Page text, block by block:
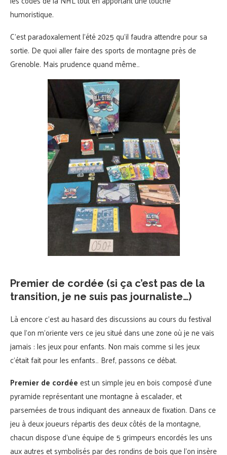
humoristique.
C’est paradoxalement l’été 2025 qu’il faudra attendre pour sa
sortie. De quoi aller faire des sports de montagne près de
Grenoble. Mais prudence quand même…
Premier de cordée (si ça c’est pas de la
transition, je ne suis pas journaliste…)
Là encore c’est au hasard des discussions au cours du festival
que l’on m’oriente vers ce jeu situé dans une zone où je ne vais
jamais : les jeux pour enfants. Non mais comme si les jeux
c’était fait pour les enfants… Bref, passons ce débat.
Premier de cordéeest un simple jeu en bois composé d’une
pyramide représentant une montagne à escalader, et
parsemées de trous indiquant des anneaux de fixation. Dans ce
jeu à deux joueurs répartis des deux côtés de la montagne,
chacun dispose d’une équipe de 5 grimpeurs encordés les uns
aux autres et symbolisés par des rondins de bois que l’on insère